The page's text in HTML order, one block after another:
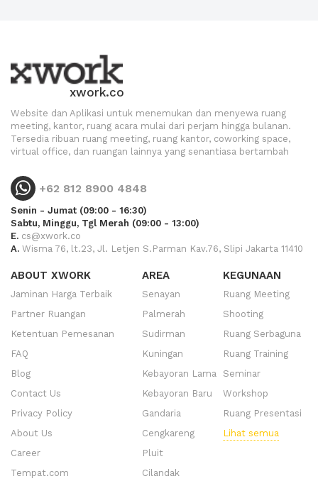
xwork.co
Website dan Aplikasi untuk menemukan dan menyewa ruang
meeting, kantor, ruang acara mulai dari perjam hingga bulanan.
Tersedia ribuan ruang meeting, ruang kantor, coworking space,
virtual office, dan ruangan lainnya yang senantiasa bertambah
+62 812 8900 4848
Senin - Jumat (09:00 - 16:30)
Sabtu, Minggu, Tgl Merah (09:00 - 13:00)
E. cs@xwork.co
A. Wisma 76, lt.23, Jl. Letjen S.Parman Kav.76, Slipi Jakarta 11410
ABOUT XWORK
Jaminan Harga Terbaik
Partner Ruangan
Ketentuan Pemesanan
FAQ
Blog
Contact Us
Privacy Policy
About Us
Career
Tempat.com
AREA
Senayan
Palmerah
Sudirman
Kuningan
Kebayoran Lama
Kebayoran Baru
Gandaria
Cengkareng
Pluit
Cilandak
KEGUNAAN
Ruang Meeting
Shooting
Ruang Serbaguna
Ruang Training
Seminar
Workshop
Ruang Presentasi
Lihat semua